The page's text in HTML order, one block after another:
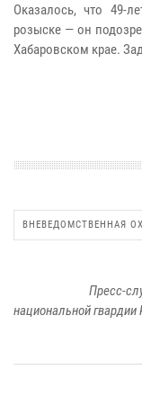
Оказалось, что 49-
розыске — он
Хабаровском крае.
ВНЕВЕДОМСТВЕННАЯ
Пресс-
национальной